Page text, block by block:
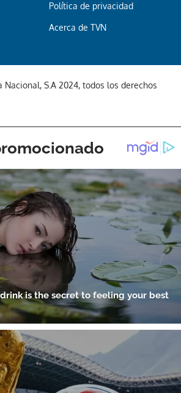
Política de privacidad
Acerca de TVN
S.A 2024, todos los derechos